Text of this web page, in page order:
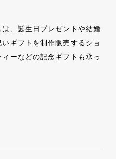
、誕生日プレゼントや結婚
ギフトを制作販売するショ
ーなどの記念ギフトも承っ